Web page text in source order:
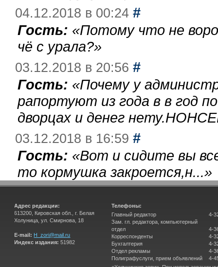
04.12.2018 в 00:24 #
Гость: «Потому что не
чё с урала?»
03.12.2018 в 20:56 #
Гость: «Почему у
рапортуют из года в в год
дворцах и денег
03.12.2018 в 16:59 #
Гость: «Вот и сидите вы
то кормушка закроется,н...»
Адрес редакции:
613200, Кировская обл., г. Белая
Холуница, ул. Смирнова, 18
E-mail: H_zori@mail.ru
Индекс издания: 51982
Телефоны:
Главный редактор
Зам. гл. редактора, компьютерный
отдел
Корреспонденты
Бухгалтерия
Отдел рекламы
Полиграфуслуги, прием объявлений
4-
4-
4-
4-
4-
4-